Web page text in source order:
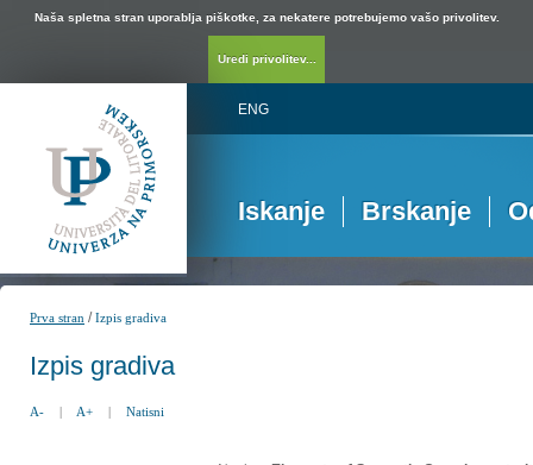
Naša spletna stran uporablja piškotke, za nekatere potrebujemo vašo privolitev.
Uredi privolitev...
ENG
Iskanje Brskanje
Prva stran /Izpis gradiva
Izpis gradiva
A- | A+ | Natisni